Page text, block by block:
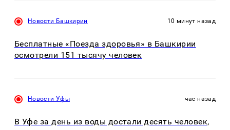
Новости Башкирии 10 минут назад
Бесплатные «Поезда здоровья» в Башкирии
осмотрели 151 тысячу человек
Новости Уфы час назад
В Уфе за день из воды достали десять человек,